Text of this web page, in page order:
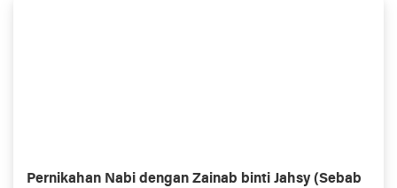
Pernikahan Nabi dengan Zainab binti Jahsy (Sebab